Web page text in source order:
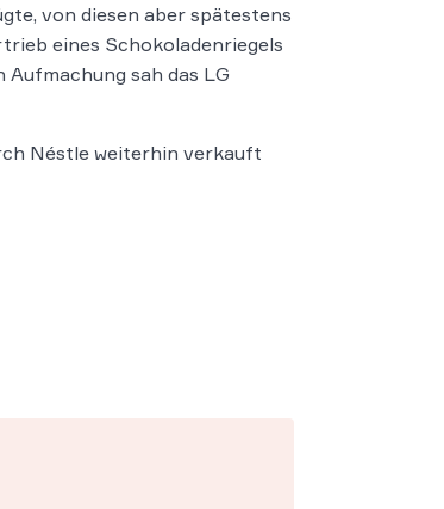
von diesen aber spätestens
eines Schokoladenriegels
sah das LG
Néstle weiterhin verkauft